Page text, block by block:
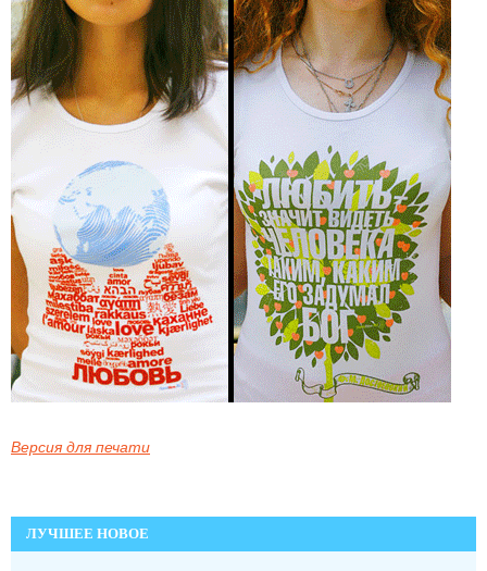
Версия для печати
ЛУЧШЕЕ НОВОЕ